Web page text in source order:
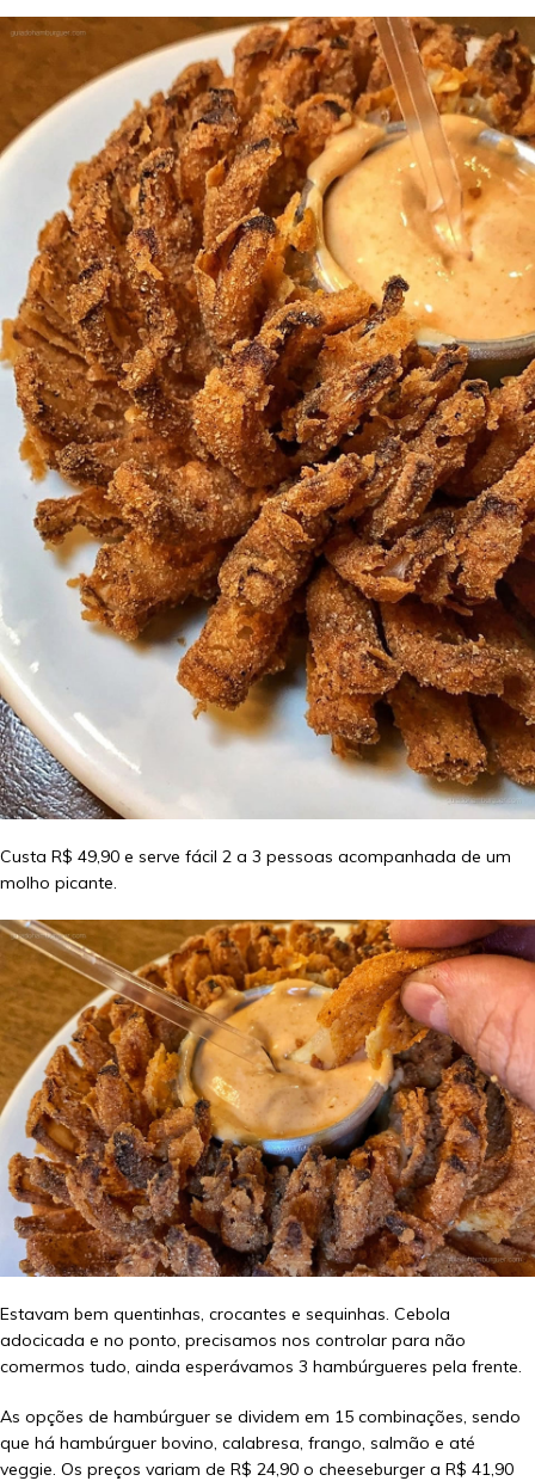
Custa R$ 49,90 e serve fácil 2 a 3 pessoas acompanhada de um
molho picante.
Estavam bem quentinhas, crocantes e sequinhas. Cebola
adocicada e no ponto, precisamos nos controlar para não
comermos tudo, ainda esperávamos 3 hambúrgueres pela frente.
As opções de hambúrguer se dividem em 15 combinações, sendo
que há hambúrguer bovino, calabresa, frango, salmão e até
veggie. Os preços variam de R$ 24,90 o cheeseburger a R$ 41,90